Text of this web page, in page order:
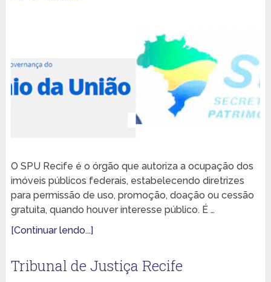
O SPU Recife é o órgão que autoriza a ocupação dos
imóveis públicos federais, estabelecendo diretrizes
para permissão de uso, promoção, doação ou cessão
gratuita, quando houver interesse público. É …
[Continuar lendo...]
Tribunal de Justiça Recife